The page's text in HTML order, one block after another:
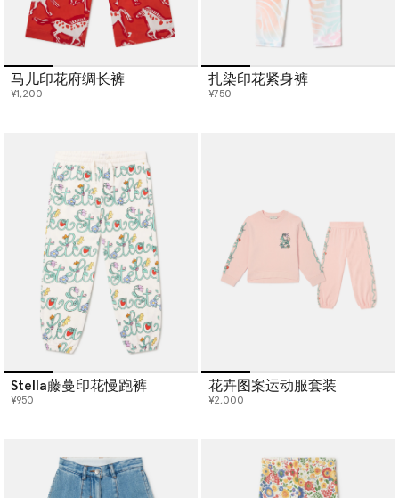
马儿印花府绸长裤
¥1,200
扎染印花紧身裤
¥750
Stella藤蔓印花慢跑裤
¥950
花卉图案运动服套装
¥2,000